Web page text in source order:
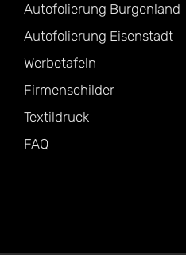
Autofolierung Burgenland
Autofolierung Eisenstadt
Werbetafeln
Firmenschilder
Textildruck
FAQ